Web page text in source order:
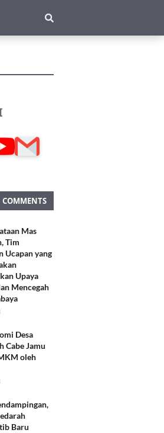
COMMENTS
Mas
Tim
Ucapan yang
Upaya
Mencegah
Desa
Cabe Jamu
oleh
Baru